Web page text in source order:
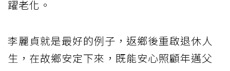
躍老化。
李麗貞就是最好的例子，返鄉後重啟退休人
生，在故鄉安定下來，既能安心照顧年邁父